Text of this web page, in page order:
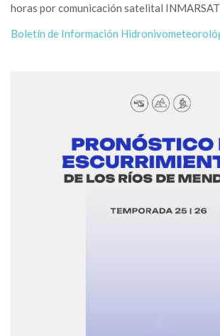
horas por comunicación satelital INMARSAT
Boletín de Información